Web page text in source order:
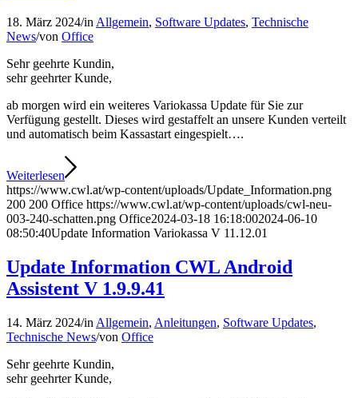
18. März 2024/in Allgemein, Software Updates, Technische
News/von Office
Sehr geehrte Kundin,
sehr geehrter Kunde,
ab morgen wird ein weiteres Variokassa Update für Sie zur
Verfügung gestellt. Dieses wird gestaffelt an unsere Kunden verteilt
und automatisch beim Kassastart eingespielt….
Weiterlesen
https://www.cwl.at/wp-content/uploads/Update_Information.png
200 200 Office https://www.cwl.at/wp-content/uploads/cwl-neu-
003-240-schatten.png Office2024-03-18 16:18:002024-06-10
08:50:40Update Information Variokassa V 11.12.01
Update Information CWL Android
Assistent V 1.9.9.41
14. März 2024/in Allgemein, Anleitungen, Software Updates,
Technische News/von Office
Sehr geehrte Kundin,
sehr geehrter Kunde,